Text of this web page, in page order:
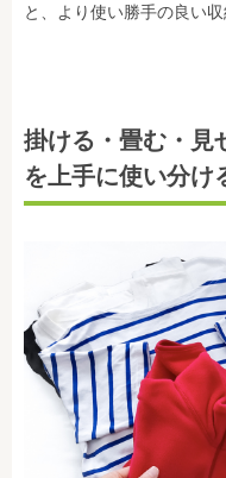
と、より使い勝手の良い収
掛ける・畳む・見
を上手に使い分け